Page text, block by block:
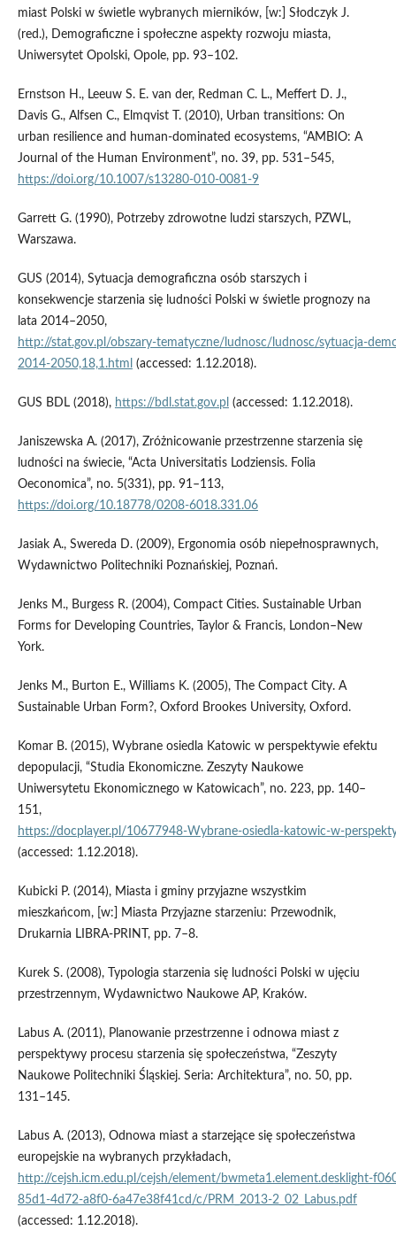
miast Polski w świetle wybranych mierników, [w:] Słodczyk J.
(red.), Demograficzne i społeczne aspekty rozwoju miasta,
Uniwersytet Opolski, Opole, pp. 93–102.
Ernstson H., Leeuw S. E. van der, Redman C. L., Meffert D. J.,
Davis G., Alfsen C., Elmqvist T. (2010), Urban transitions: On
urban resilience and human‑dominated ecosystems, “AMBIO: A
Journal of the Human Environment”, no. 39, pp. 531–545,
https://doi.org/10.1007/s13280-010-0081-9
Garrett G. (1990), Potrzeby zdrowotne ludzi starszych, PZWL,
Warszawa.
GUS (2014), Sytuacja demograficzna osób starszych i
konsekwencje starzenia się ludności Polski w świetle prognozy na
lata 2014–2050,
http://stat.gov.pl/obszary‑tematyczne/ludnosc/ludnosc/
2014-2050,18,1.html (accessed: 1.12.2018).
GUS BDL (2018), https://bdl.stat.gov.pl (accessed: 1.12.2018).
Janiszewska A. (2017), Zróżnicowanie przestrzenne starzenia się
ludności na świecie, “Acta Universitatis Lodziensis. Folia
Oeconomica”, no. 5(331), pp. 91–113,
https://doi.org/10.18778/0208-6018.331.06
Jasiak A., Swereda D. (2009), Ergonomia osób niepełnosprawnych,
Wydawnictwo Politechniki Poznańskiej, Poznań.
Jenks M., Burgess R. (2004), Compact Cities. Sustainable Urban
Forms for Developing Countries, Taylor & Francis, London–New
York.
Jenks M., Burton E., Williams K. (2005), The Compact City. A
Sustainable Urban Form?, Oxford Brookes University, Oxford.
Komar B. (2015), Wybrane osiedla Katowic w perspektywie efektu
depopulacji, “Studia Ekonomiczne. Zeszyty Naukowe
Uniwersytetu Ekonomicznego w Katowicach”, no. 223, pp. 140–
151,
https://docplayer.pl/
(accessed: 1.12.2018).
Kubicki P. (2014), Miasta i gminy przyjazne wszystkim
mieszkańcom, [w:] Miasta Przyjazne starzeniu: Przewodnik,
Drukarnia LIBRA‑PRINT, pp. 7–8.
Kurek S. (2008), Typologia starzenia się ludności Polski w ujęciu
przestrzennym, Wydawnictwo Naukowe AP, Kraków.
Labus A. (2011), Planowanie przestrzenne i odnowa miast z
perspektywy procesu starzenia się społeczeństwa, “Zeszyty
Naukowe Politechniki Śląskiej. Seria: Architektura”, no. 50, pp.
131–145.
Labus A. (2013), Odnowa miast a starzejące się społeczeństwa
europejskie na wybranych przykładach,
http://cejsh.icm.edu.pl/cejsh/element/
85d1-4d72‑a8f0-6a47e38f41cd/c/PRM_2013-2_02_Labus.pdf
(accessed: 1.12.2018).